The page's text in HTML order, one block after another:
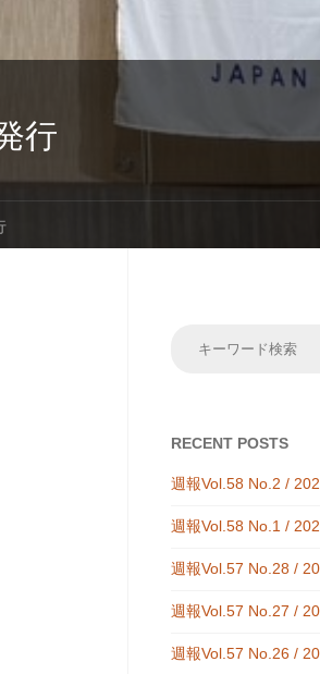
行
RECENT POSTS
週報Vol.58 No.2 /
週報Vol.58 No.1 /
週報Vol.57 No.28 /
週報Vol.57 No.27 /
週報Vol.57 No.26 /